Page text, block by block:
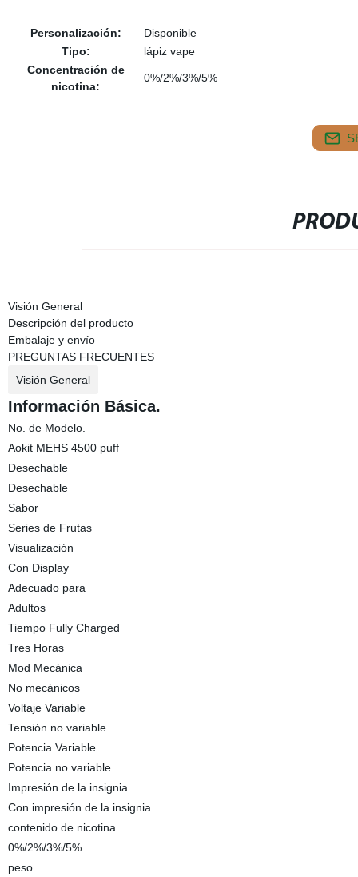
Personalización:
Disponible
Tipo:
lápiz vape
Concentración de
nicotina:
0%/2%/3%/5%
Visión General
Descripción del producto
Embalaje y envío
PREGUNTAS FRECUENTES
Visión General
Información Básica.
No. de Modelo.
Aokit MEHS 4500 puff
Desechable
Desechable
Sabor
Series de Frutas
Visualización
Con Display
Adecuado para
Adultos
Tiempo Fully Charged
Tres Horas
Mod Mecánica
No mecánicos
Voltaje Variable
Tensión no variable
Potencia Variable
Potencia no variable
Impresión de la insignia
Con impresión de la insignia
contenido de nicotina
0%/2%/3%/5%
peso